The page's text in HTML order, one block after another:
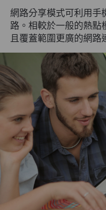
網路分享模式可利用手
路。相較於一般的熱點
且覆蓋範圍更廣的網路